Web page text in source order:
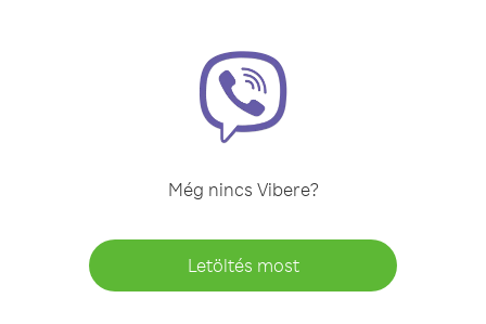
Még nincs Vibere?
Letöltés most